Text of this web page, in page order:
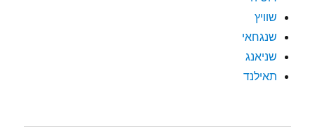
שוויץ
שנגחאי
שניאנג
תאילנד